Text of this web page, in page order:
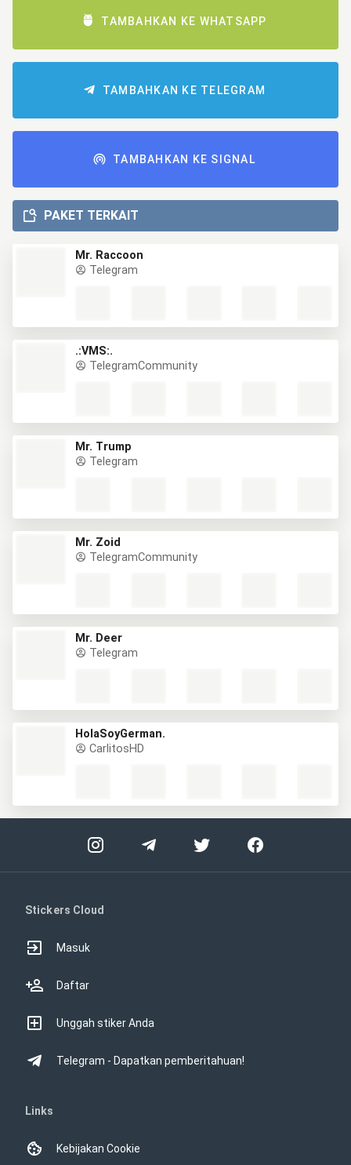
TAMBAHKAN KE WHATSAPP
TAMBAHKAN KE TELEGRAM
TAMBAHKAN KE SIGNAL
PAKET TERKAIT
Mr. Raccoon
Telegram
.:VMS:.
TelegramCommunity
Mr. Trump
Telegram
Mr. Zoid
TelegramCommunity
Mr. Deer
Telegram
HolaSoyGerman.
CarlitosHD
Stickers Cloud
Masuk
Daftar
Unggah stiker Anda
Telegram - Dapatkan pemberitahuan!
Links
Kebijakan Cookie